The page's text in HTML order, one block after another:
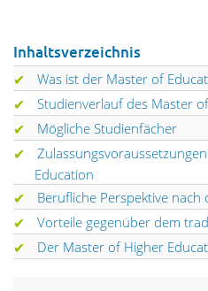
Inhaltsverzeichnis
Was ist der Master of
Studienverlauf des Master
Mögliche Studienfächer
Education
Berufliche Perspektive
Vorteile gegenüber dem
Der Master of Higher